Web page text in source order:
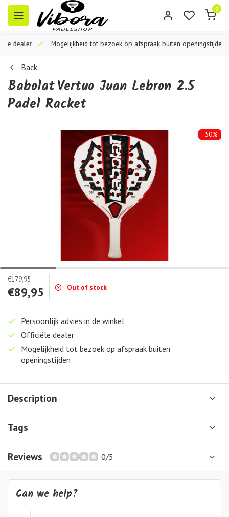
0
dealer Mogelijkheid tot bezoek op afspraak buiten openingstijden
Back
BabolatVertuo Juan Lebron 2.5
Padel Racket
-50%
€179,95
€89,95 Out of stock
Persoonlijk advies in de winkel
Officiële dealer
Mogelijkheid tot bezoek op afspraak buiten
openingstijden
Description
Tags
Reviews 0/5
Can we help?